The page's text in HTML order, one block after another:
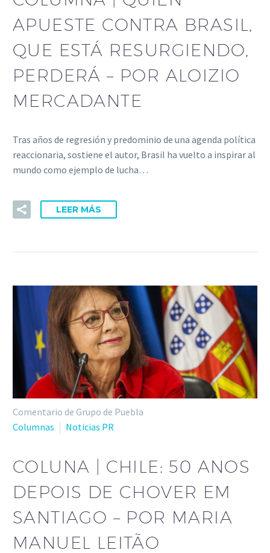
APUESTE CONTRA BRASIL,
QUE ESTÁ RESURGIENDO,
PERDERÁ – POR ALOIZIO
MERCADANTE
Tras años de regresión y predominio de una agenda política
reaccionaria, sostiene el autor, Brasil ha vuelto a inspirar al
mundo como ejemplo de lucha…
LEER MÁS
Comentario de Grupo de Puebla
Columnas
Noticias PR
COLUNA | CHILE: 50 ANOS
DEPOIS DE CHOVER EM
SANTIAGO – POR MARIA
MANUEL LEITÃO